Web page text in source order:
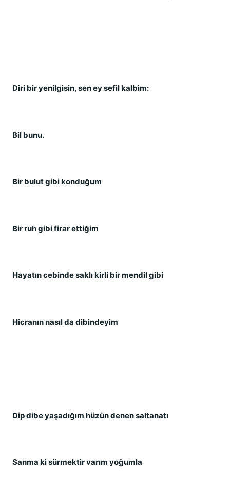
Diri bir yenilgisin, sen ey sefil kalbim:
Bil bunu.
Bir bulut gibi konduğum
Bir ruh gibi firar ettiğim
Hayatın cebinde saklı kirli bir mendil gibi
Hicranın nasıl da dibindeyim
Dip dibe yaşadığım hüzün denen saltanatı
Sanma ki sürmektir varım yoğumla